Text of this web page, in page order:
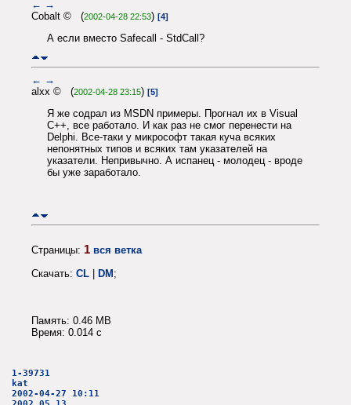
← →
Cobalt © (2002-04-28 22:53) [4]
А если вместо Safecall - StdCall?
← →
alxx © (2002-04-28 23:15) [5]
Я же содрал из MSDN примеры. Прогнал их в Visual
C++, все работало. И как раз не смог перенести на
Delphi. Все-таки у микрософт такая куча всяких
непонятных типов и всяких там указателей на
указатели. Непривычно. А испанец - молодец - вроде
бы уже заработало.
Страницы: 1 вся ветка
Скачать: CL | DM;
Память: 0.46 MB
Время: 0.014 c
1-39731
kat
2002-04-27 10:11